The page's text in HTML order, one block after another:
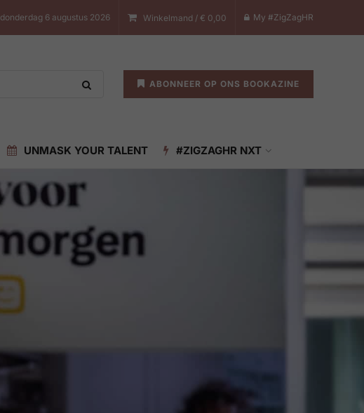
donderdag 6 augustus 2026 Winkelmand / € 0,00 My #ZigZagHR
ABONNEER OP ONS BOOKAZINE
UNMASK YOUR TALENT #ZIGZAGHR NXT